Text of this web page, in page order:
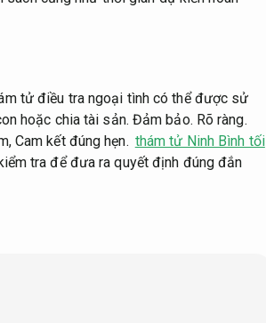
tử điều tra ngoại tình có thể được sử
hoặc chia tài sản. Đảm bảo. Rõ ràng.
Cam kết đúng hẹn. thám tử Ninh Bình tối
tra để đưa ra quyết định đúng đắn